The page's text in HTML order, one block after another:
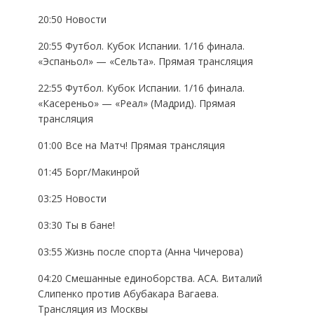
20:50 Новости
20:55 Футбол. Кубок Испании. 1/16 финала.
«Эспаньол» — «Сельта». Прямая трансляция
22:55 Футбол. Кубок Испании. 1/16 финала.
«Касереньо» — «Реал» (Мадрид). Прямая
трансляция
01:00 Все на Матч! Прямая трансляция
01:45 Борг/Макинрой
03:25 Новости
03:30 Ты в бане!
03:55 Жизнь после спорта (Анна Чичерова)
04:20 Смешанные единоборства. АСА. Виталий
Слипенко против Абубакара Вагаева.
Трансляция из Москвы